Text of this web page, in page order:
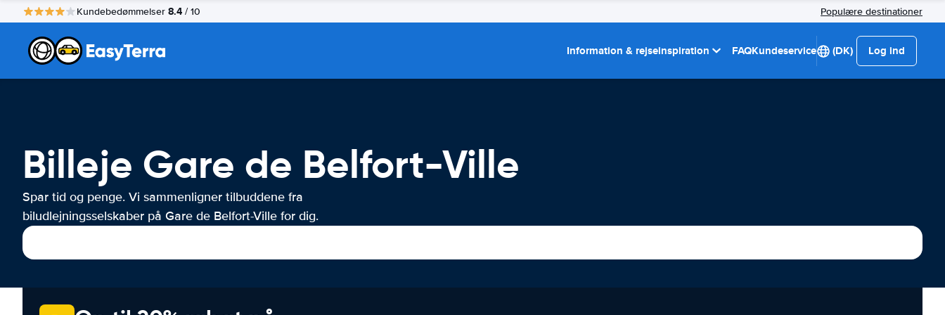
Kundebedømmelser 8.4 / 10 Populære destinationer
Information & rejseinspiration FAQKundeservice (DK) Log ind
Billeje Gare de Belfort-Ville
Spar tid og penge. Vi sammenligner tilbuddene fra
biludlejningsselskaber på Gare de Belfort-Ville for dig.